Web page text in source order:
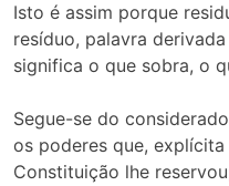
Isto é assim porque
resíduo, palavra
significa o que sobra, o
Segue-se do
os poderes que,
Constituição lhe